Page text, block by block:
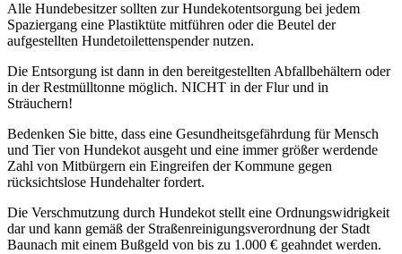
Alle Hundebesitzer sollten zur Hundekotentsorgung bei jedem
Spaziergang eine Plastiktüte mitführen oder die Beutel der
aufgestellten Hundetoilettenspender nutzen.
Die Entsorgung ist dann in den bereitgestellten Abfallbehältern oder
in der Restmülltonne möglich. NICHT in der Flur und in
Sträuchern!
Bedenken Sie bitte, dass eine Gesundheitsgefährdung für Mensch
und Tier von Hundekot ausgeht und eine immer größer werdende
Zahl von Mitbürgern ein Eingreifen der Kommune gegen
rücksichtslose Hundehalter fordert.
Die Verschmutzung durch Hundekot stellt eine Ordnungswidrigkeit
dar und kann gemäß der Straßenreinigungsverordnung der Stadt
Baunach mit einem Bußgeld von bis zu 1.000 € geahndet werden.